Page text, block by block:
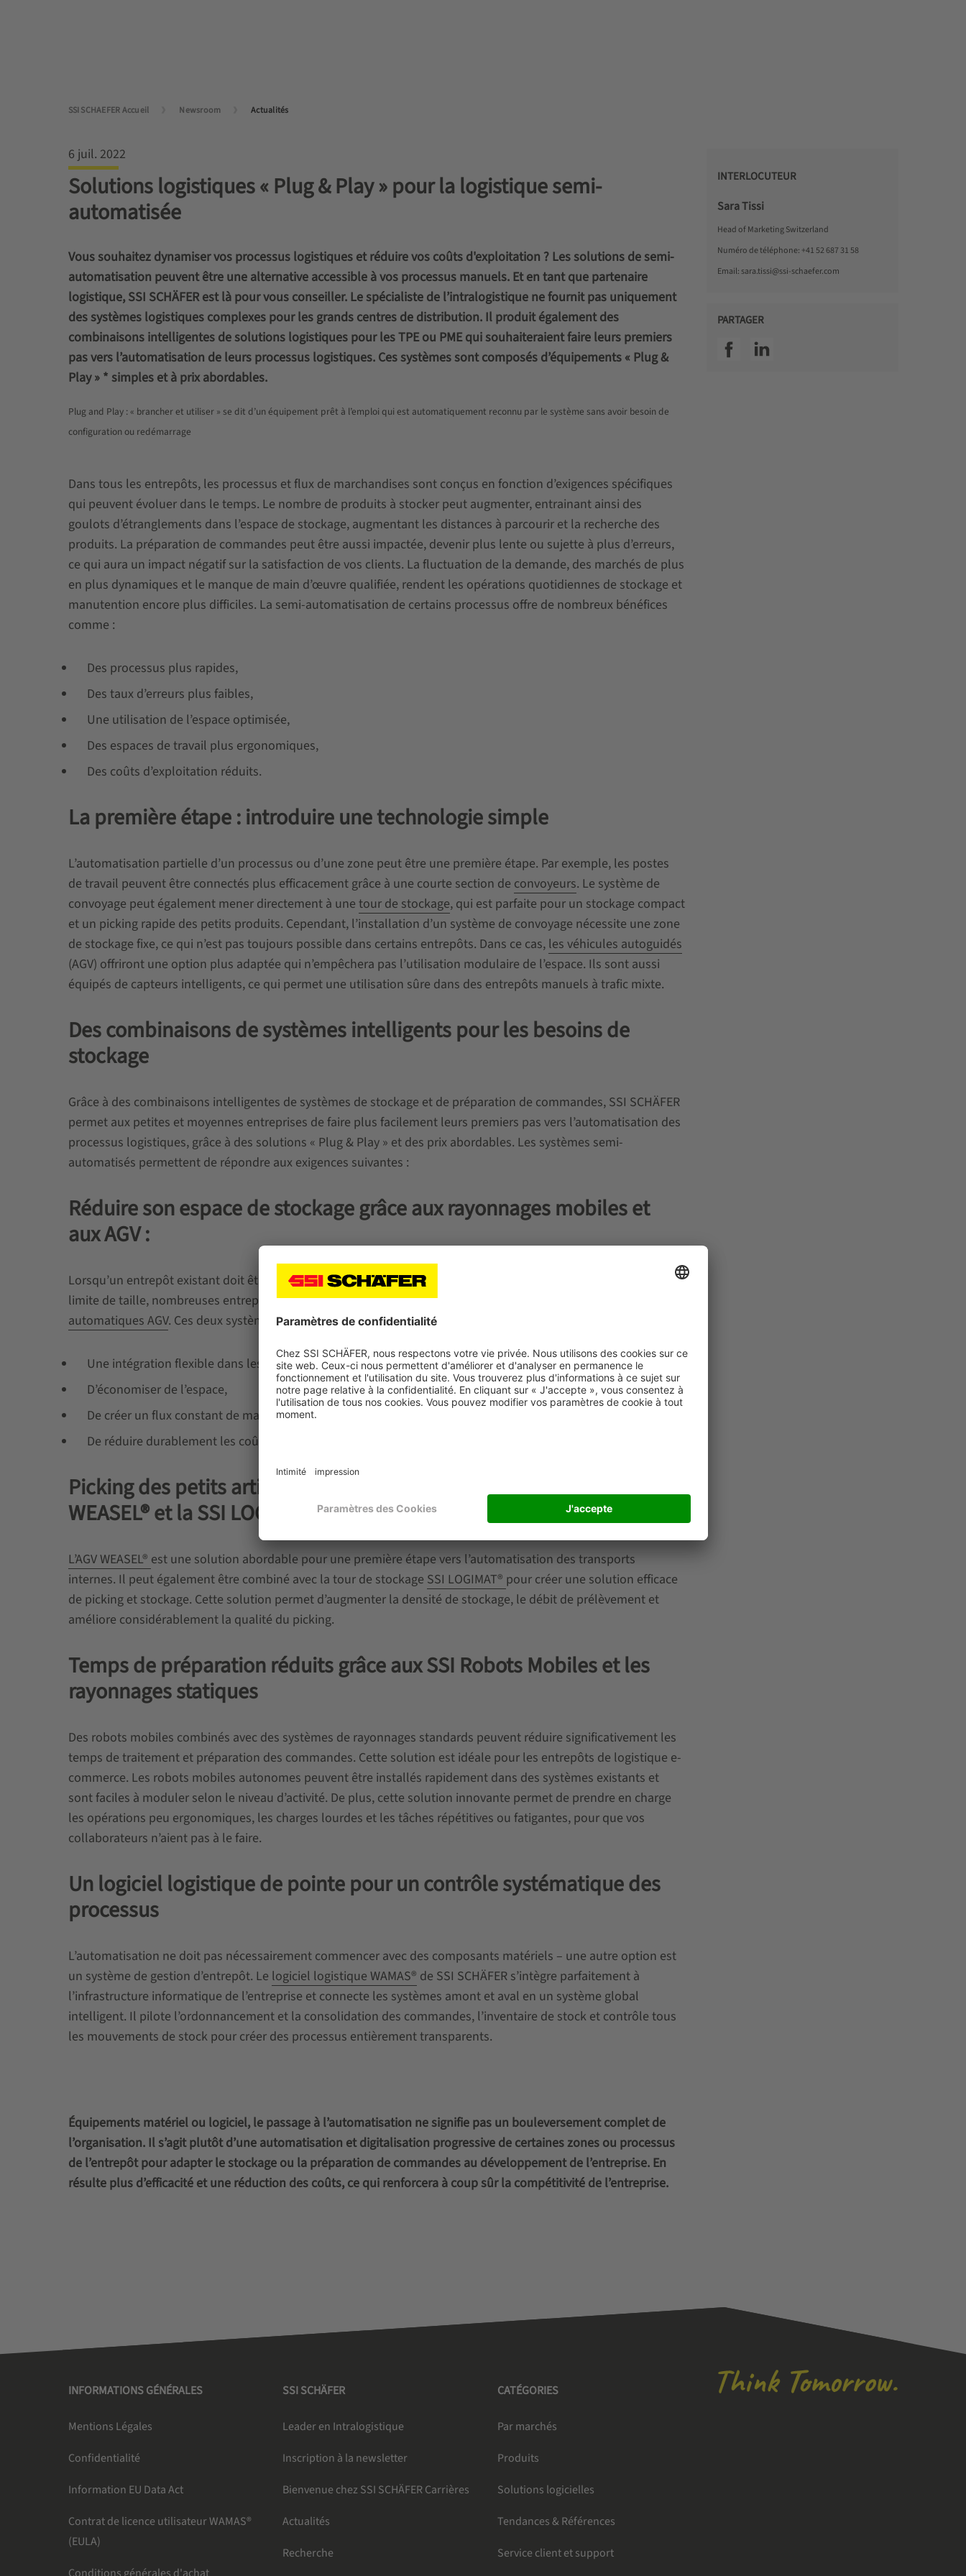
SSI SCHAEFER Accueil Newsroom Actualités
6 juil. 2022
Solutions logistiques « Plug & Play » pour la logistique semi-
automatisée
Vous souhaitez dynamiser vos processus logistiques et réduire vos coûts d'exploitation ? Les solutions de semi-
automatisation peuvent être une alternative accessible à vos processus manuels. Et en tant que partenaire
logistique, SSI SCHÄFER est là pour vous conseiller. Le spécialiste de l’intralogistique ne fournit pas uniquement
des systèmes logistiques complexes pour les grands centres de distribution. Il produit également des
combinaisons intelligentes de solutions logistiques pour les TPE ou PME qui souhaiteraient faire leurs premiers
pas vers l’automatisation de leurs processus logistiques. Ces systèmes sont composés d’équipements « Plug &
Play » * simples et à prix abordables.
Plug and Play : « brancher et utiliser » se dit d’un équipement prêt à l’emploi qui est automatiquement reconnu par le système sans avoir besoin de
configuration ou redémarrage
Dans tous les entrepôts, les processus et flux de marchandises sont conçus en fonction d’exigences spécifiques
qui peuvent évoluer dans le temps. Le nombre de produits à stocker peut augmenter, entrainant ainsi des
goulots d’étranglements dans l’espace de stockage, augmentant les distances à parcourir et la recherche des
produits. La préparation de commandes peut être aussi impactée, devenir plus lente ou sujette à plus d’erreurs,
ce qui aura un impact négatif sur la satisfaction de vos clients. La fluctuation de la demande, des marchés de plus
en plus dynamiques et le manque de main d’œuvre qualifiée, rendent les opérations quotidiennes de stockage et
manutention encore plus difficiles. La semi-automatisation de certains processus offre de nombreux bénéfices
comme :
Des processus plus rapides,
Des taux d’erreurs plus faibles,
Une utilisation de l’espace optimisée,
Des espaces de travail plus ergonomiques,
Des coûts d’exploitation réduits.
La première étape : introduire une technologie simple
L’automatisation partielle d’un processus ou d’une zone peut être une première étape. Par exemple, les postes
de travail peuvent être connectés plus efficacement grâce à une courte section de convoyeurs. Le système de
convoyage peut également mener directement à une tour de stockage, qui est parfaite pour un stockage compact
et un picking rapide des petits produits. Cependant, l’installation d’un système de convoyage nécessite une zone
de stockage fixe, ce qui n’est pas toujours possible dans certains entrepôts. Dans ce cas, les véhicules autoguidés
(AGV) offriront une option plus adaptée qui n’empêchera pas l’utilisation modulaire de l’espace. Ils sont aussi
équipés de capteurs intelligents, ce qui permet une utilisation sûre dans des entrepôts manuels à trafic mixte.
Des combinaisons de systèmes intelligents pour les besoins de
stockage
Grâce à des combinaisons intelligentes de systèmes de stockage et de préparation de commandes, SSI SCHÄFER
permet aux petites et moyennes entreprises de faire plus facilement leurs premiers pas vers l’automatisation des
processus logistiques, grâce à des solutions « Plug & Play » et des prix abordables. Les systèmes semi-
automatisés permettent de répondre aux exigences suivantes :
Réduire son espace de stockage grâce aux rayonnages mobiles et
aux AGV :
Lorsqu’un entrepôt existant doit être modernisé ou qu’un nouveau bâtiment doit être construit avec une certaine
limite de taille, nombreuses entreprises optent pour la combinaison des
automatiques AGV. Ces deux systèmes permettent :
Une intégration flexible dans les systèmes existants,
D’économiser de l’espace,
De créer un flux constant de marchandises 24h / 24,
De réduire durablement les coûts d’exploitation.
Picking des petits articles dans des espaces réduits avec l’AGV
WEASEL® et la SSI LOGIMAT®
L’AGV WEASEL® est une solution abordable pour une première étape vers l’automatisation des transports
internes. Il peut également être combiné avec la tour de stockage SSI LOGIMAT® pour créer une solution efficace
de picking et stockage. Cette solution permet d’augmenter la densité de stockage, le débit de prélèvement et
améliore considérablement la qualité du picking.
Temps de préparation réduits grâce aux SSI Robots Mobiles et les
rayonnages statiques
Des robots mobiles combinés avec des systèmes de rayonnages standards peuvent réduire significativement les
temps de traitement et préparation des commandes. Cette solution est idéale pour les entrepôts de logistique e-
commerce. Les robots mobiles autonomes peuvent être installés rapidement dans des systèmes existants et
sont faciles à moduler selon le niveau d’activité. De plus, cette solution innovante permet de prendre en charge
les opérations peu ergonomiques, les charges lourdes et les tâches répétitives ou fatigantes, pour que vos
collaborateurs n’aient pas à le faire.
Un logiciel logistique de pointe pour un contrôle systématique des
processus
L’automatisation ne doit pas nécessairement commencer avec des composants matériels – une autre option est
un système de gestion d’entrepôt. Le logiciel logistique WAMAS® de SSI SCHÄFER s’intègre parfaitement à
l’infrastructure informatique de l’entreprise et connecte les systèmes amont et aval en un système global
intelligent. Il pilote l’ordonnancement et la consolidation des commandes, l’inventaire de stock et contrôle tous
les mouvements de stock pour créer des processus entièrement transparents.
Équipements matériel ou logiciel, le passage à l’automatisation ne signifie pas un bouleversement complet de
l’organisation. Il s’agit plutôt d’une automatisation et digitalisation progressive de certaines zones ou processus
de l’entrepôt pour adapter le stockage ou la préparation de commandes au développement de l’entreprise. En
résulte plus d’efficacité et une réduction des coûts, ce qui renforcera à coup sûr la compétitivité de l’entreprise.
INTERLOCUTEUR
Sara Tissi
Head of Marketing Switzerland
Numéro de téléphone: +41 52 687 31 58
Email: sara.tissi@ssi-schaefer.com
PARTAGER
SSI facebookSSI linkedin
INFORMATIONS GÉNÉRALES
Mentions Légales
Confidentialité
Information EU Data Act
Contrat de licence utilisateur WAMAS®
(EULA)
SSI SCHÄFER
Leader en Intralogistique
Inscription à la newsletter
Bienvenue chez SSI SCHÄFER Carrières
Actualités
Recherche
CATÉGORIES
Par marchés
Produits
Solutions logicielles
Tendances & Références
Service client et support